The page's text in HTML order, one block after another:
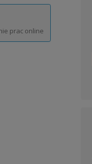
prac online